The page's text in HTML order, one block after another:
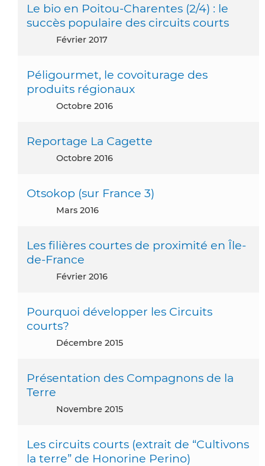
Le bio en Poitou-Charentes (2/4) : le
succès populaire des circuits courts
février 2017
Péligourmet, le covoiturage des
produits régionaux
octobre 2016
Reportage La Cagette
octobre 2016
Otsokop (sur France 3)
mars 2016
Les filières courtes de proximité en Île-
de-France
février 2016
Pourquoi développer les Circuits
courts?
décembre 2015
Présentation des Compagnons de la
Terre
novembre 2015
Les circuits courts (extrait de “Cultivons
la terre” de Honorine Perino)